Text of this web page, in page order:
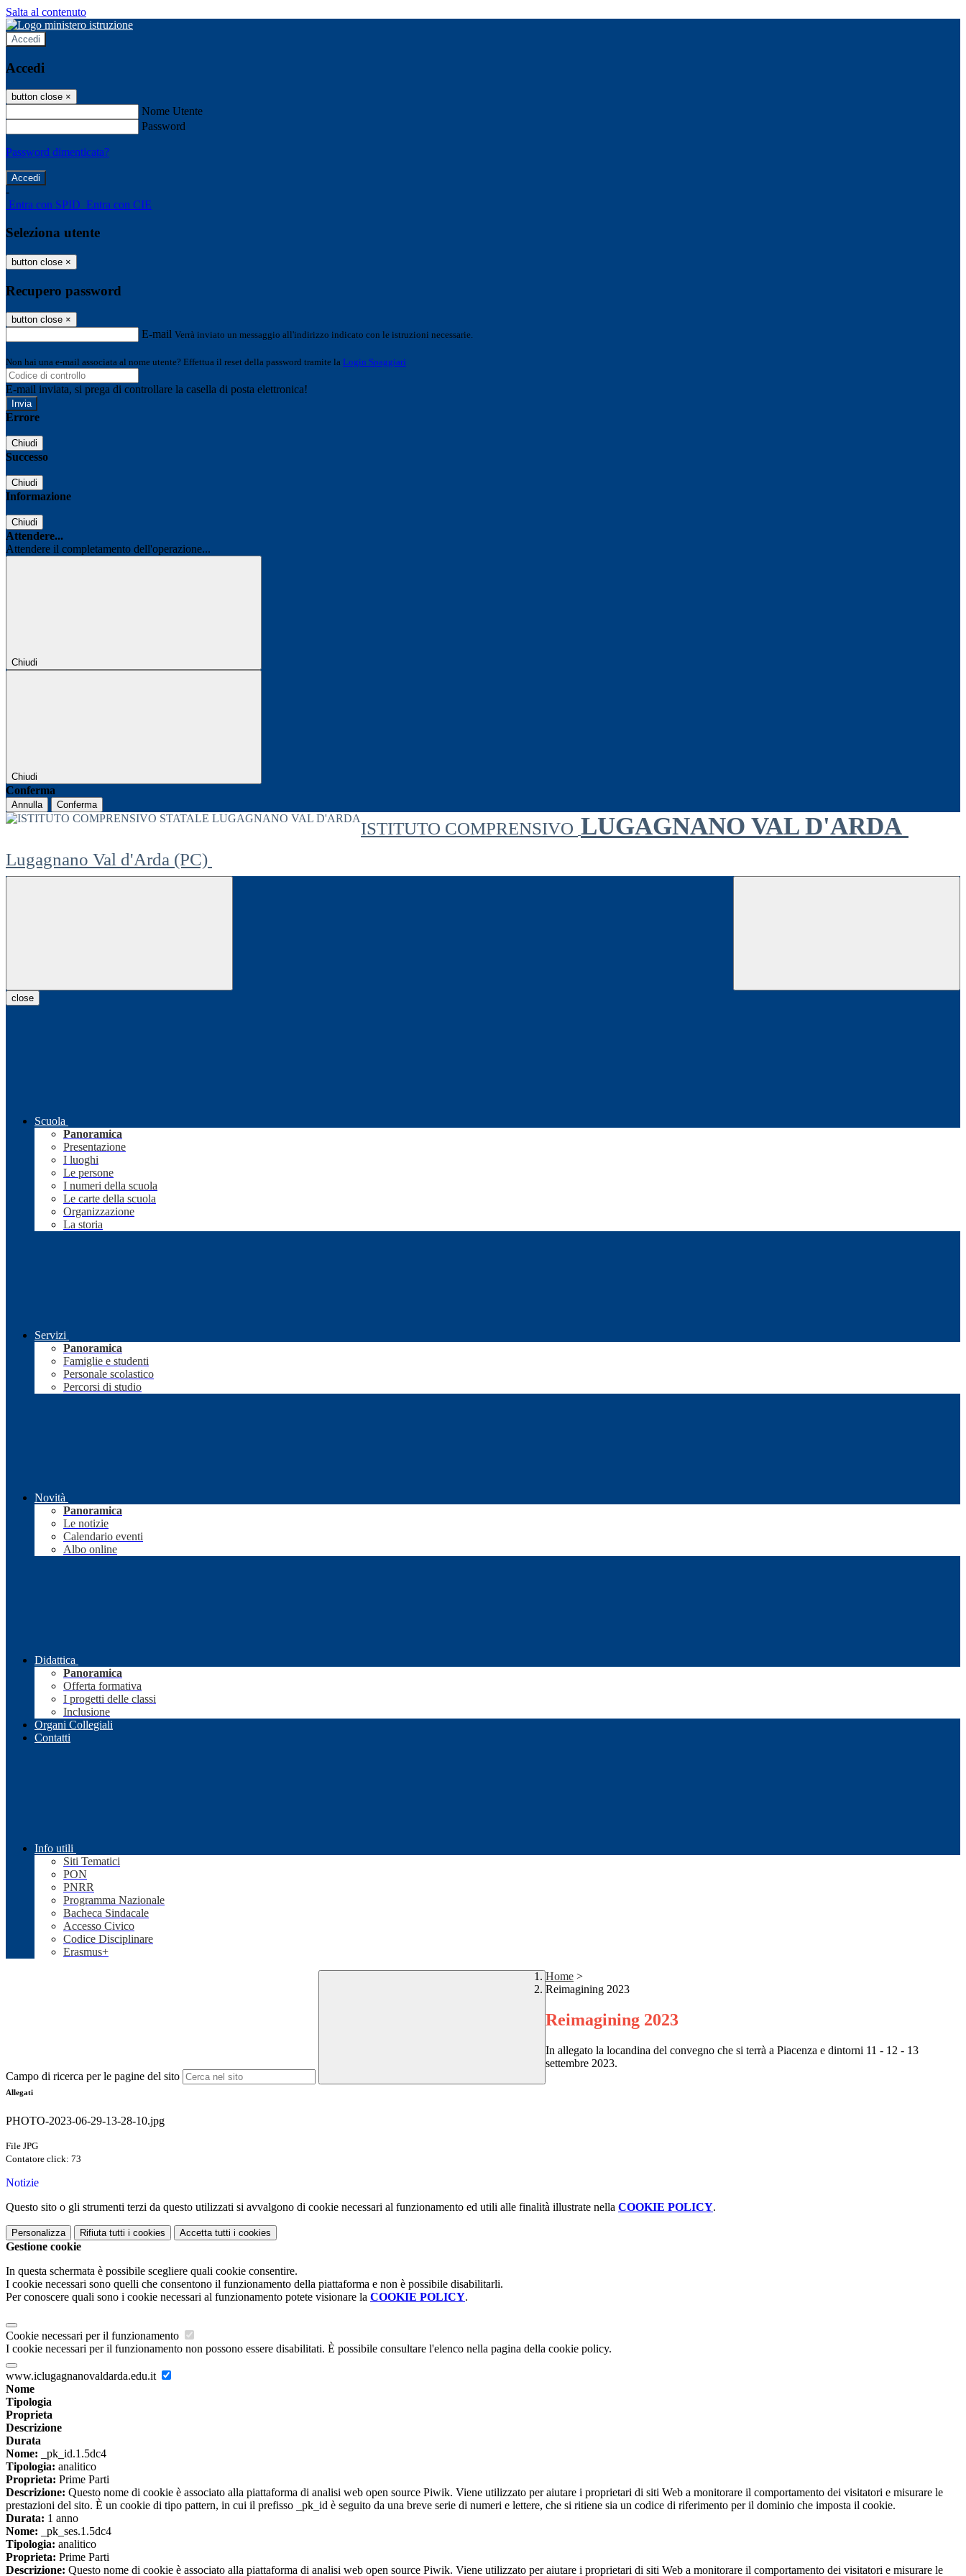
Salta al contenuto
Accedi
Accedi
button close ×
Nome Utente
Password
Password dimenticata?
-
Entra con SPID Entra con CIE
Seleziona utente
button close ×
Recupero password
button close ×
E-mail Verrà inviato un messaggio all'indirizzo indicato con le istruzioni necessarie.
Non hai una e-mail associata al nome utente? Effettua il reset della password tramite la Login Spaggiari
E-mail inviata, si prega di controllare la casella di posta elettronica!
Errore
Chiudi
Successo
Chiudi
Informazione
Chiudi
Attendere...
Attendere il completamento dell'operazione...
Chiudi
Chiudi
Conferma
Annulla Conferma
ISTITUTO COMPRENSIVO LUGAGNANO VAL D'ARDA
Lugagnano Val d'Arda (PC)
close
Scuola
Panoramica
Presentazione
I luoghi
Le persone
I numeri della scuola
Le carte della scuola
Organizzazione
La storia
Servizi
Panoramica
Famiglie e studenti
Personale scolastico
Percorsi di studio
Novità
Panoramica
Le notizie
Calendario eventi
Albo online
Didattica
Panoramica
Offerta formativa
I progetti delle classi
Inclusione
Organi Collegiali
Contatti
Info utili
Siti Tematici
PON
PNRR
Programma Nazionale
Bacheca Sindacale
Accesso Civico
Codice Disciplinare
Erasmus+
Campo di ricerca per le pagine del sito
Home >
Reimagining 2023
Reimagining 2023
In allegato la locandina del convegno che si terrà a Piacenza e dintorni 11 - 12 - 13
settembre 2023.
Allegati
PHOTO-2023-06-29-13-28-10.jpg
File JPG
Contatore click: 73
Notizie
Questo sito o gli strumenti terzi da questo utilizzati si avvalgono di cookie necessari al funzionamento ed utili alle finalità illustrate nella COOKIE POLICY.
Personalizza Rifiuta tutti i cookies Accetta tutti i cookies
Gestione cookie
In questa schermata è possibile scegliere quali cookie consentire.
I cookie necessari sono quelli che consentono il funzionamento della piattaforma e non è possibile disabilitarli.
Per conoscere quali sono i cookie necessari al funzionamento potete visionare la COOKIE POLICY.
Cookie necessari per il funzionamento
I cookie necessari per il funzionamento non possono essere disabilitati. È possibile consultare l'elenco nella pagina della cookie policy.
www.iclugagnanovaldarda.edu.it
Nome
Tipologia
Proprieta
Descrizione
Durata
Nome: _pk_id.1.5dc4
Tipologia: analitico
Proprieta: Prime Parti
Descrizione: Questo nome di cookie è associato alla piattaforma di analisi web open source Piwik. Viene utilizzato per aiutare i proprietari di siti Web a monitorare il comportamento dei visitatori e misurare le
prestazioni del sito. È un cookie di tipo pattern, in cui il prefisso _pk_id è seguito da una breve serie di numeri e lettere, che si ritiene sia un codice di riferimento per il dominio che imposta il cookie.
Durata: 1 anno
Nome: _pk_ses.1.5dc4
Tipologia: analitico
Proprieta: Prime Parti
Descrizione: Questo nome di cookie è associato alla piattaforma di analisi web open source Piwik. Viene utilizzato per aiutare i proprietari di siti Web a monitorare il comportamento dei visitatori e misurare le